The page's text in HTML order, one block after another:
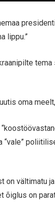
lippu.”
oma
“vale”
on vältimatu
õiglus on